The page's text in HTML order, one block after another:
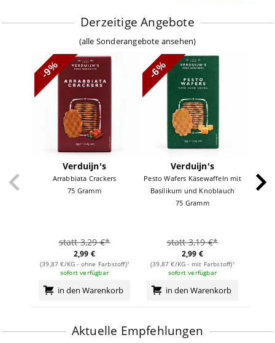
Derzeitige Angebote
(alle Sonderangebote ansehen)
-9%
Verduijn's
Arrabbiata Crackers
75 Gramm
statt 3,29 €*
2,99 €
(39,87 €/KG - ohne Farbstoff)¹
sofort verfügbar
in den Warenkorb
-6%
Verduijn's
Pesto Wafers Käsewaffeln mit
Basilikum und Knoblauch
75 Gramm
statt 3,19 €*
2,99 €
(39,87 €/KG - mit Farbstoff)¹
sofort verfügbar
in den Warenkorb
Aktuelle Empfehlungen